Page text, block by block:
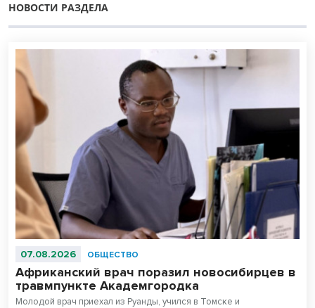
НОВОСТИ РАЗДЕЛА
07.08.2026 ОБЩЕСТВО
Африканский врач поразил новосибирцев в
травмпункте Академгородка
Молодой врач приехал из Руанды, учился в Томске и